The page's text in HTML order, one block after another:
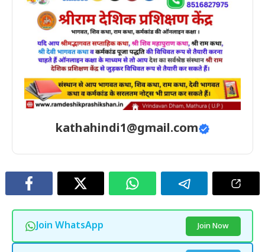
kathahindi1@gmail.com
Join WhatsApp Join Now